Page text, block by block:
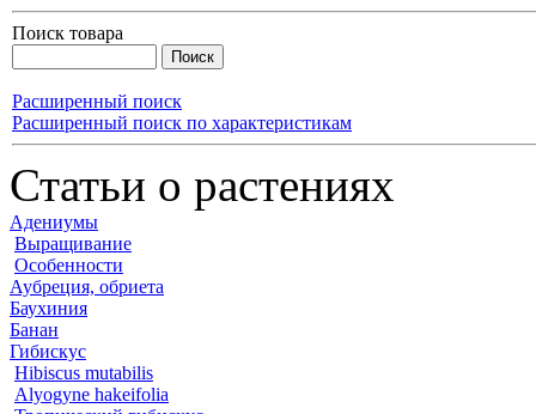
Поиск товара
Расширенный поиск
Расширенный поиск по характеристикам
Статьи о растениях
Адениумы
Выращивание
Особенности
Аубреция, обриета
Баухиния
Банан
Гибискус
Hibiscus mutabilis
Alyogyne hakeifolia